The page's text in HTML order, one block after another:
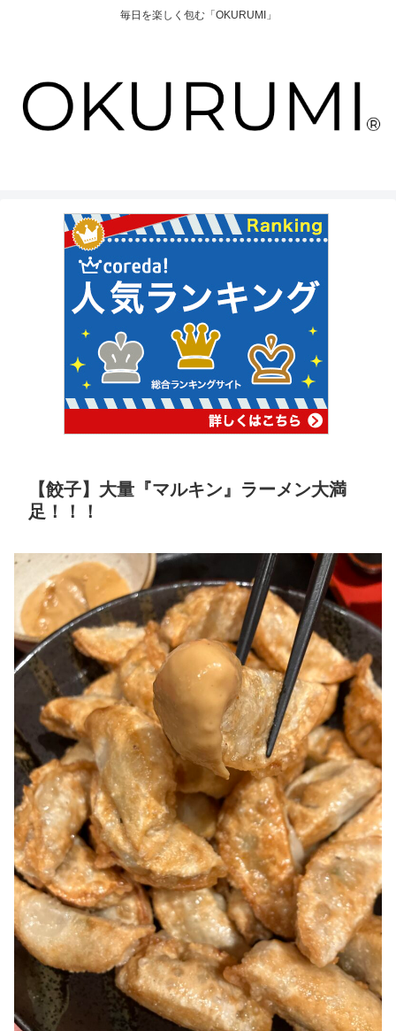
毎日を楽しく包む「OKURUMI」
【餃子】大量『マルキン』ラーメン大満
足！！！